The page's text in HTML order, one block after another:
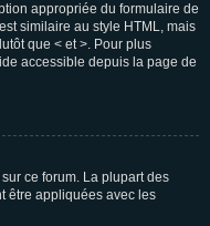
appropriée du formulaire de
similaire au style HTML, mais
que < et >. Pour plus
accessible depuis la page de
ce forum. La plupart des
être appliquées avec les